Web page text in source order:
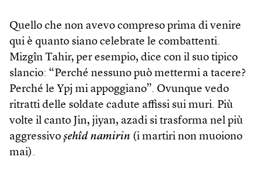
Quello che non avevo compreso prima di venire
qui è quanto siano celebrate le combattenti.
Mizgîn Tahir, per esempio, dice con il suo tipico
slancio: “Perché nessuno può mettermi a tacere?
Perché le Ypj mi appoggiano”. Ovunque vedo
ritratti delle soldate cadute affissi sui muri. Più
volte il canto Jin, jiyan, azadi si trasforma nel più
aggressivo şehîd namirin (i martiri non muoiono
mai).